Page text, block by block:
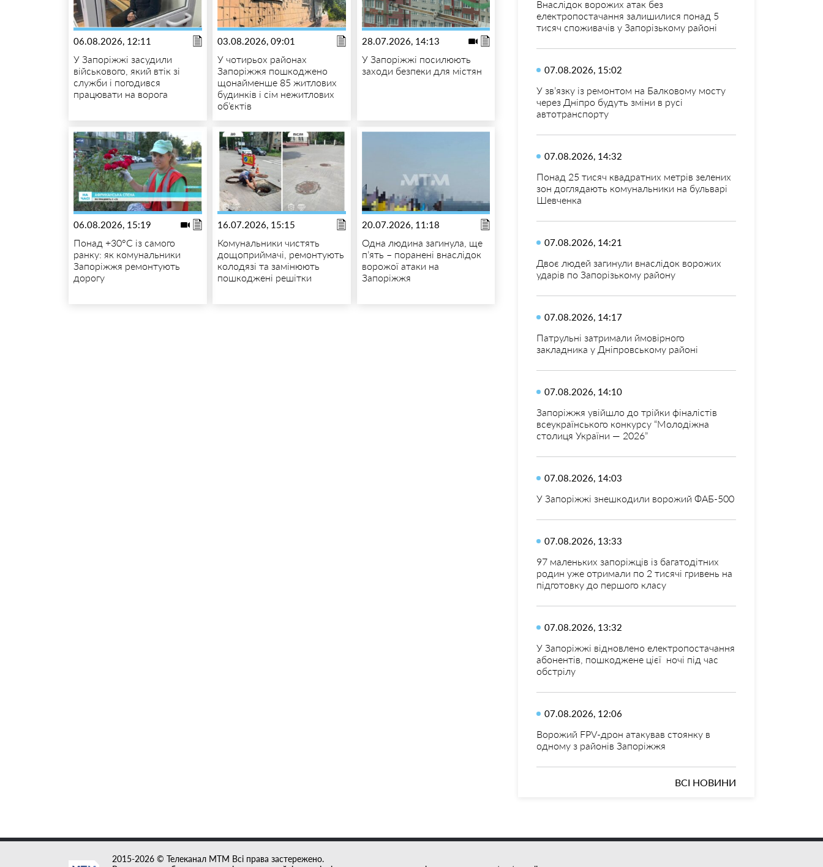
06.08.2026, 12:11
У Запоріжжі засудили
військового, який втік зі
служби і погодився
працювати на ворога
03.08.2026, 09:01
У чотирьох районах
Запоріжжя пошкоджено
щонайменше 85 житлових
будинків і сім нежитлових
об’єктів
28.07.2026, 14:13
У Запоріжжі посилюють
заходи безпеки для містян
06.08.2026, 15:19
Понад +30°C із самого
ранку: як комунальники
Запоріжжя ремонтують
дорогу
16.07.2026, 15:15
Комунальники чистять
дощоприймачі, ремонтують
колодязі та замінюють
пошкоджені решітки
20.07.2026, 11:18
Одна людина загинула, ще
п’ять – поранені внаслідок
ворожої атаки на
Запоріжжя
Внаслідок ворожих атак без
електропостачання залишилися понад 5
тисяч споживачів у Запорізькому районі
07.08.2026, 15:02
У зв’язку із ремонтом на Балковому мосту
через Дніпро будуть зміни в русі
автотранспорту
07.08.2026, 14:32
Понад 25 тисяч квадратних метрів зелених
зон доглядають комунальники на бульварі
Шевченка
07.08.2026, 14:21
Двоє людей загинули внаслідок ворожих
ударів по Запорізькому району
07.08.2026, 14:17
Патрульні затримали ймовірного
закладника у Дніпровському районі
07.08.2026, 14:10
Запоріжжя увійшло до трійки фіналістів
всеукраїнського конкурсу “Молодіжна
столиця України — 2026”
07.08.2026, 14:03
У Запоріжжі знешкодили ворожий ФАБ-500
07.08.2026, 13:33
97 маленьких запоріжців із багатодітних
родин уже отримали по 2 тисячі гривень на
підготовку до першого класу
07.08.2026, 13:32
У Запоріжжі відновлено електропостачання
абонентів, пошкоджене цієї ночі під час
обстрілу
07.08.2026, 12:06
Ворожий FPV-дрон атакував стоянку в
одному з районів Запоріжжя
ВСІ НОВИНИ
2015-2026 © Телеканал MTM Всі права застережено.